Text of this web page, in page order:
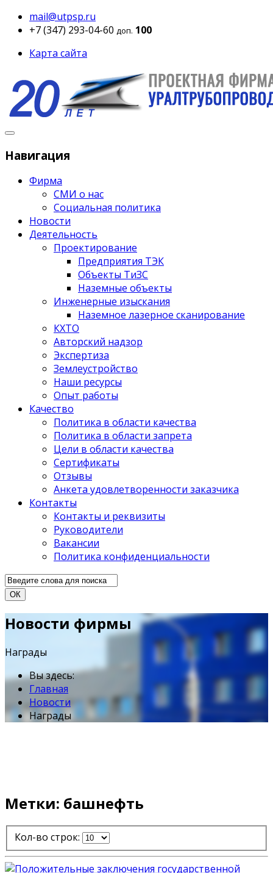
mail@utpsp.ru
+7 (347) 293-04-60 доп. 100
Карта сайта
Навигация
Фирма
СМИ о нас
Социальная политика
Новости
Деятельность
Проектирование
Предприятия ТЭК
Объекты ТиЗС
Наземные объекты
Инженерные изыскания
Наземное лазерное сканирование
КХТО
Авторский надзор
Экспертиза
Землеустройство
Наши ресурсы
Опыт работы
Качество
Политика в области качества
Политика в области запрета
Цели в области качества
Сертификаты
Отзывы
Анкета удовлетворенности заказчика
Контакты
­Контакты и реквизиты
Руководители
Вакансии
Политика конфиденциальности
ОК
Новости фирмы
Награды
Вы здесь:
Главная
Новости
Награды
Метки: башнефть
Кол-во строк: